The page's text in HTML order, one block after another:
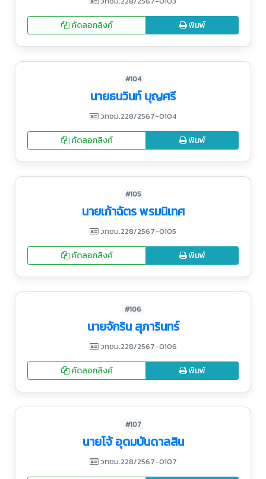
คัดลอกลิงค์ พิมพ์
#104
นายธนวินท์ บุญศรี
วทชม.228/2567-0104
คัดลอกลิงค์ พิมพ์
#105
นายเก้าฉัตร พรมนิเทศ
วทชม.228/2567-0105
คัดลอกลิงค์ พิมพ์
#106
นายจักริน สุภารินทร์
วทชม.228/2567-0106
คัดลอกลิงค์ พิมพ์
#107
นายโจ้ อุดมบันดาลสิน
วทชม.228/2567-0107